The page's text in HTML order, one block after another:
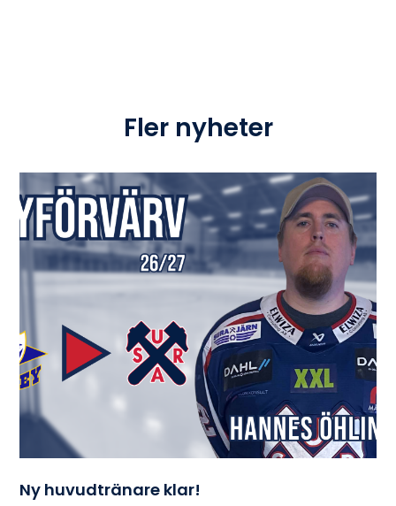
Fler nyheter
Ny huvudtränare klar!